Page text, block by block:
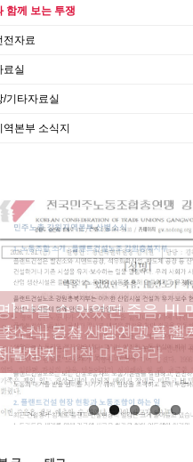
함께 보는 투쟁
전자료
료실
/기타자료실
역본부 소식지
] 막을 수 있었던 죽음, HL
청년노동자 사망사고의 철
발방지 대책 마련하라
소식] 건설산업연맹 플랜
북지부
,속초,원주,춘천] 폭염감시
원☆인터뷰] 서비스연맹
노동조합 강원지부 김유미
소식] 강원지역 노동자 합